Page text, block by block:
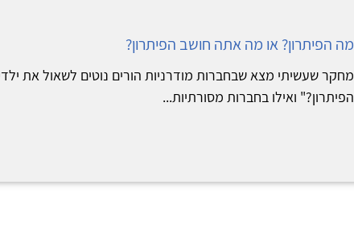
מה הפיתרון? או מה אתה חושב הפיתרון?
מחקר שעשיתי מצא שבחברות מודרניות הורים נוטים לשאול את
הפיתרון?" ואילו בחברות מסורתיות...